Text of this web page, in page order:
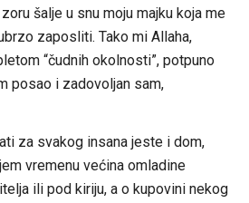
šalje u snu moju majku koja me
zaposliti. Tako mi Allaha,
“čudnih okolnosti”, potpuno
posao i zadovoljan sam,
za svakog insana jeste i dom,
vremenu većina omladine
ili pod kiriju, a o kupovini nekog